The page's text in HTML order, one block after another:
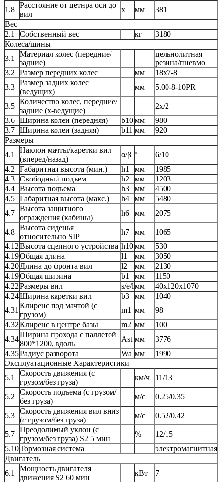
1.8
Расстояние от цетнра оси до
вил
x мм
381
Вес
2.1
Собственный вес кг
3180
Колеса/шины
3.1
Материал колес (передние/
задние)
цельнолитная
резина/пневмо
3.2
Размер передних колес мм
18х7-8
3.3
Размер задних колес
(ведущих)
мм 5.00-8-10PR
3.5
Количество колес, передние/
задние (х-ведущие)
2x/2
3.6 Ширина колеи (передняя) b10мм
980
3.7 Ширина колеи (задняя) b11 мм
920
Размеры
4.1
Наклон мачты/каретки вил
(вперед/назад)
α/β º
6/10
4.2
Габаритная высота (мин.) h1 мм
1985
4.3 Свободный подъем h2 мм
1203
4.4 Высота подъема h3 мм
4500
4.5 Габаритная высота (макс.) h4 мм
5480
4.7
Высота защитного
ограждения (кабины)
h6 мм 2075
4.8
Высота сиденья
относительно SIP
h7 мм
1065
4.12Высота сцепного устройства h10мм
530
4.19Общая длина l1 мм
3050
4.20Длина до фронта вил l2 мм
2130
4.19Общая ширина b1 мм
1150
4.22Размеры вил s/e/lмм
40x120x1070
4.24Ширина каретки вил b3 мм
1040
4.31
Клиренс под мачтой (с
грузом)
m1 мм
98
4.32Клиренс в центре базы m2 мм
100
4.34
Ширина прохода с паллетой
800*1200, вдоль
Ast мм
3776
4.35Радиус разворота Wa мм
1990
Эксплуатационные Характеристики
5.1
Скорость движения (с
грузом/без груза)
км/ч 11/13
5.2
Скорость подъема (с грузом/
без груза)
м/с 0.25/0.35
5.3
Скорость движения вил вниз
(с грузом/без груза)
м/с 0.52/0.42
5.7
Преодолимый уклон (с
грузом/без груза) S2 5 мин
%
12/15
5.10Тормозная система
электромагнитная
Двигатель
6.1
Мощность двигателя
движения S2 60 мин
кВт 7